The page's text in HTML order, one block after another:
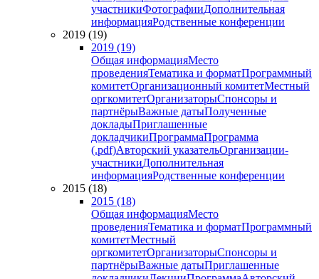
участникиФотографииДополнительная
информацияРодственные конференции
2019 (19)
2019 (19)
Общая информацияМесто
проведенияТематика и форматПрограммный
комитетОрганизационный комитетМестный
оргкомитетОрганизаторыСпонсоры и
партнёрыВажные датыПолученные
докладыПриглашенные
докладчикиПрограммаПрограмма
(.pdf)Авторский указательОрганизации-
участникиДополнительная
информацияРодственные конференции
2015 (18)
2015 (18)
Общая информацияМесто
проведенияТематика и форматПрограммный
комитетМестный
оргкомитетОрганизаторыСпонсоры и
партнёрыВажные датыПриглашенные